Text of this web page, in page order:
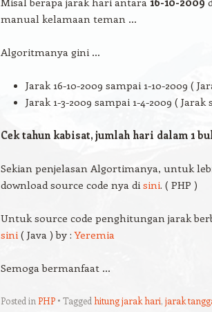
manual kelamaan teman …
Algoritmanya gini …
Jarak 16-10-2009 sampai 1-10-2009 (
Jarak 1-3-2009 sampai 1-4-2009 (
Cek tahun kabisat, jumlah hari dalam 1
Sekian penjelasan Algortimanya, untuk
download source code nya di sini. ( PHP )
Untuk source code penghitungan jarak
sini ( Java ) by :Yeremia
Semoga bermanfaat …
Posted in PHP Tagged hitung jarak hari, jarak